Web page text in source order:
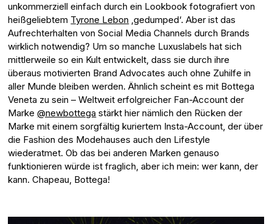
unkommerziell einfach durch ein Lookbook fotografiert von
heißgeliebtem Tyrone Lebon ‚gedumped‘. Aber ist das
Aufrechterhalten von Social Media Channels durch Brands
wirklich notwendig? Um so manche Luxuslabels hat sich
mittlerweile so ein Kult entwickelt, dass sie durch ihre
überaus motivierten Brand Advocates auch ohne Zuhilfe in
aller Munde bleiben werden. Ähnlich scheint es mit Bottega
Veneta zu sein – Weltweit erfolgreicher Fan-Account der
Marke@newbottega stärkt hier nämlich den Rücken der
Marke mit einem sorgfältig kuriertem Insta-Account, der über
die Fashion des Modehauses auch den Lifestyle
wiederatmet. Ob das bei anderen Marken genauso
funktionieren würde ist fraglich, aber ich mein: wer kann, der
kann. Chapeau, Bottega!